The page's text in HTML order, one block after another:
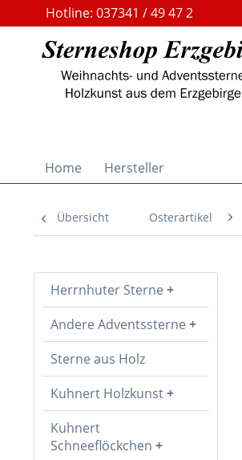
Hotline: 037341 / 49 47 2
Home
Hersteller
Übersicht Osterartikel
Herrnhuter Sterne
Andere Adventssterne
Sterne aus Holz
Kuhnert Holzkunst
Kuhnert
Schneeflöckchen